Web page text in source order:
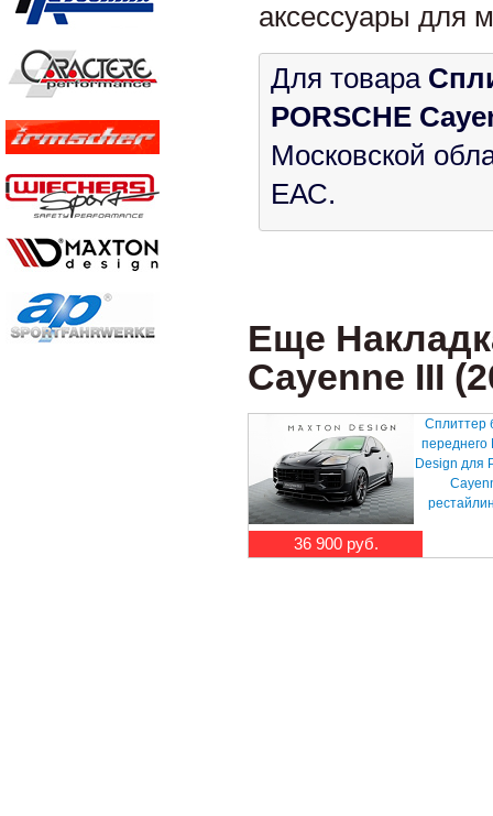
аксессуары для
Для товара
PORSCHE
Московской
ЕАС.
Еще
Cayenne III
36 900 руб.
Сплиттер
переднего
Design для